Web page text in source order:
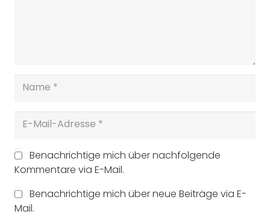
Benachrichtige mich über nachfolgende
Kommentare via E-Mail.
Benachrichtige mich über neue Beiträge via E-
Mail.